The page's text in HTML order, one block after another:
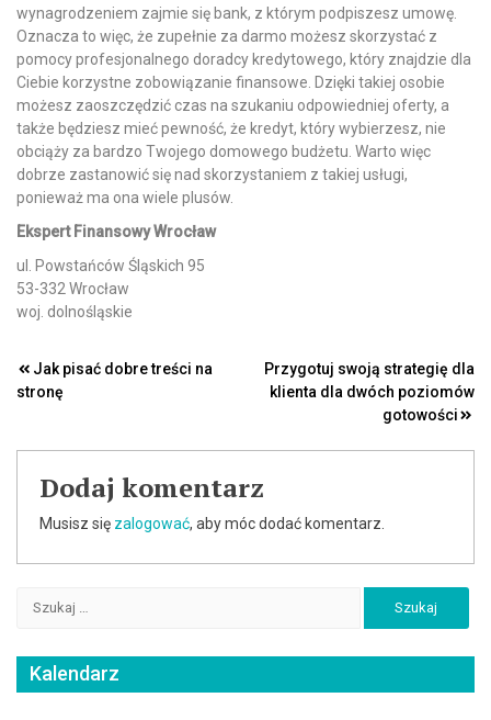
wynagrodzeniem zajmie się bank, z którym podpiszesz umowę.
Oznacza to więc, że zupełnie za darmo możesz skorzystać z
pomocy profesjonalnego doradcy kredytowego, który znajdzie dla
Ciebie korzystne zobowiązanie finansowe. Dzięki takiej osobie
możesz zaoszczędzić czas na szukaniu odpowiedniej oferty, a
także będziesz mieć pewność, że kredyt, który wybierzesz, nie
obciąży za bardzo Twojego domowego budżetu. Warto więc
dobrze zastanowić się nad skorzystaniem z takiej usługi,
ponieważ ma ona wiele plusów.
Ekspert Finansowy Wrocław
ul. Powstańców Śląskich 95
53-332 Wrocław
woj. dolnośląskie
Nawigacja
wpisu
Jak pisać dobre treści na
stronę
Przygotuj swoją strategię dla
klienta dla dwóch poziomów
gotowości
Dodaj komentarz
Musisz się zalogować, aby móc dodać komentarz.
Kalendarz